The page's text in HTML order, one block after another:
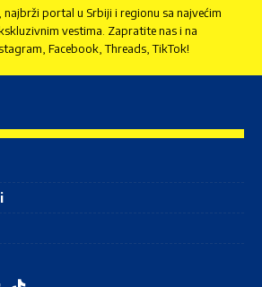
portal u Srbiji i regionu sa najvećim
vestima. Zapratite nas i na
Facebook, Threads, TikTok!